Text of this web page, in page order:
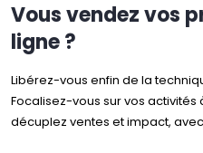
Vous vendez vos
ligne ?
Libérez-vous enfin de la
Focalisez-vous sur vos activités
décuplez ventes et impact,